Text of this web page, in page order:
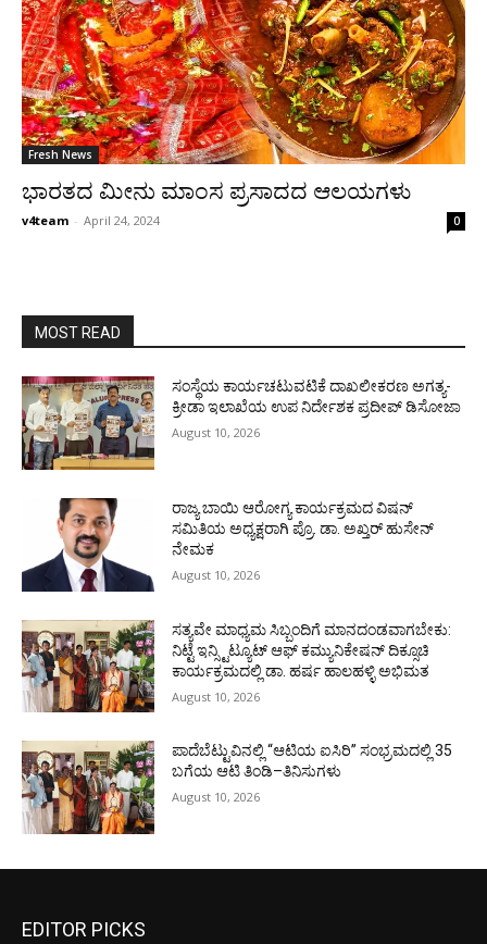
Fresh News
ಭಾರತದ ಮೀನು ಮಾಂಸ ಪ್ರಸಾದದ ಆಲಯಗಳು
v4team - April 24, 2024 0
MOST READ
ಸಂಸ್ಥೆಯ ಕಾರ್ಯಚಟುವಟಿಕೆ ದಾಖಲೀಕರಣ ಅಗತ್ಯ-
ಕ್ರೀಡಾ ಇಲಾಖೆಯ ಉಪ ನಿರ್ದೇಶಕ ಪ್ರದೀಪ್ ಡಿಸೋಜಾ
August 10, 2026
ರಾಜ್ಯ ಬಾಯಿ ಆರೋಗ್ಯ ಕಾರ್ಯಕ್ರಮದ ವಿಷನ್
ಸಮಿತಿಯ ಅಧ್ಯಕ್ಷರಾಗಿ ಪ್ರೊ. ಡಾ. ಅಖ್ತರ್ ಹುಸೇನ್
ನೇಮಕ
August 10, 2026
ಸತ್ಯವೇ ಮಾಧ್ಯಮ ಸಿಬ್ಬಂದಿಗೆ ಮಾನದಂಡವಾಗಬೇಕು:
ನಿಟ್ಟೆ ಇನ್ಸ್ಟಿಟ್ಯೂಟ್ ಆಫ್ ಕಮ್ಯುನಿಕೇಷನ್ ದಿಕ್ಸೂಚಿ
ಕಾರ್ಯಕ್ರಮದಲ್ಲಿ ಡಾ. ಹರ್ಷ ಹಾಲಹಳ್ಳಿ ಅಭಿಮತ
August 10, 2026
ಪಾದೆಬೆಟ್ಟುವಿನಲ್ಲಿ “ಆಟಿಯ ಐಸಿರಿ’’ ಸಂಭ್ರಮದಲ್ಲಿ 35
ಬಗೆಯ ಆಟಿ ತಿಂಡಿ–ತಿನಿಸುಗಳು
August 10, 2026
EDITOR PICKS